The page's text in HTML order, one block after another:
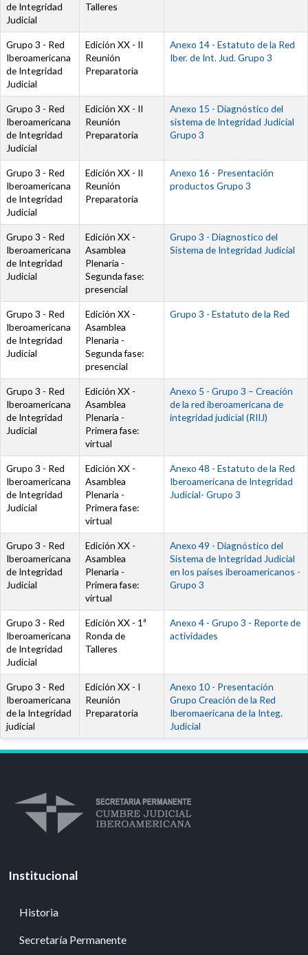
de Integridad
Judicial
Talleres
Grupo 3 - Red
Iberoamericana
de Integridad
Judicial
Edición XX - II
Reunión
Preparatoria
Documento
Anexo 14 - Estatuto de la Red
Iber. de Int. Jud. Grupo 3
Grupo 3 - Red
Iberoamericana
de Integridad
Judicial
Edición XX - II
Reunión
Preparatoria
Documento
Anexo 15 - Diagnóstico del
sistema de Integridad Judicial
Grupo 3
Grupo 3 - Red
Iberoamericana
de Integridad
Judicial
Edición XX - II
Reunión
Preparatoria
Documento
Anexo 16 - Presentación
productos Grupo 3
Grupo 3 - Red
Iberoamericana
de Integridad
Judicial
Edición XX -
Asamblea
Plenaria -
Segunda fase:
presencial
Documento
Grupo 3 - Diagnostico del
Sistema de Integridad Judicial
Grupo 3 - Red
Iberoamericana
de Integridad
Judicial
Edición XX -
Asamblea
Plenaria -
Segunda fase:
presencial
Documento
Grupo 3 - Estatuto de la Red
Grupo 3 - Red
Iberoamericana
de Integridad
Judicial
Edición XX -
Asamblea
Plenaria -
Primera fase:
virtual
Documento
Anexo 5 - Grupo 3 – Creación
de la red iberoamericana de
integridad judicial (RIIJ)
Grupo 3 - Red
Iberoamericana
de Integridad
Judicial
Edición XX -
Asamblea
Plenaria -
Primera fase:
virtual
Documento
Anexo 48 - Estatuto de la Red
Iberoamericana de Integridad
Judicial- Grupo 3
Grupo 3 - Red
Iberoamericana
de Integridad
Judicial
Edición XX -
Asamblea
Plenaria -
Primera fase:
virtual
Documento
Anexo 49 - Diagnóstico del
Sistema de Integridad Judicial
en los países iberoamericanos -
Grupo 3
Grupo 3 - Red
Iberoamericana
de Integridad
Judicial
Edición XX - 1ª
Ronda de
Talleres
Documento
Anexo 4 - Grupo 3 - Reporte de
actividades
Grupo 3 - Red
Iberoamericana
de la Integridad
judicial
Edición XX - I
Reunión
Preparatoria
Documento
Anexo 10 - Presentación
Grupo Creación de la Red
Iberomaericana de la Integ.
Judicial
Institucional
Historia
Secretaría Permanente